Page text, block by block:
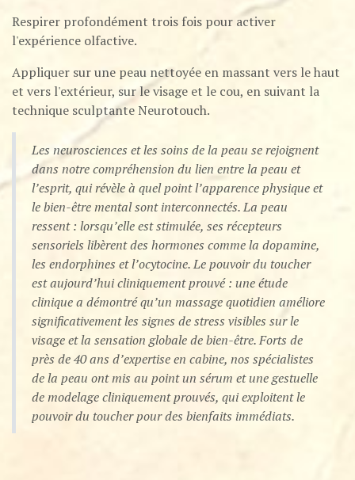
Respirer profondément trois fois pour activer
l'expérience olfactive.
Appliquer sur une peau nettoyée en massant vers le haut
et vers l'extérieur, sur le visage et le cou, en suivant la
technique sculptante Neurotouch.
Les neurosciences et les soins de la peau se rejoignent
dans notre compréhension du lien entre la peau et
l’esprit, qui révèle à quel point l’apparence physique et
le bien-être mental sont interconnectés. ​La peau
ressent : lorsqu’elle est stimulée, ses récepteurs
sensoriels libèrent des hormones comme la dopamine,
les endorphines et l’ocytocine.​ Le pouvoir du toucher
est aujourd’hui cliniquement prouvé : une étude
clinique a démontré qu’un massage quotidien améliore
significativement les signes de stress visibles sur le
visage et la sensation globale de bien-être.​ Forts de
près de 40 ans d’expertise en cabine, nos spécialistes
de la peau ont mis au point un sérum et une gestuelle
de modelage cliniquement prouvés, qui exploitent le
pouvoir du toucher pour des bienfaits immédiats.​